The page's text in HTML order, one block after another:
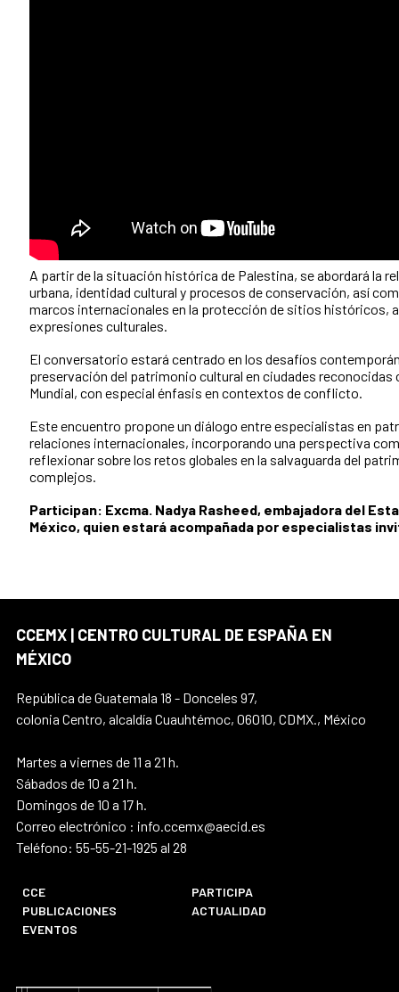
A partir de la situación histórica de Palestina, se abordará la
urbana, identidad cultural y procesos de conservación, así
marcos internacionales en la protección de sitios históricos,
expresiones culturales.
El conversatorio estará centrado en los desafíos
preservación del patrimonio cultural en ciudades
Mundial, con especial énfasis en contextos de conflicto.
Este encuentro propone un diálogo entre especialistas en
relaciones internacionales, incorporando una perspectiva
reflexionar sobre los retos globales en la salvaguarda del
complejos.
Participan: Excma. Nadya Rasheed, embajadora del
México, quien estará acompañada por especialistas
CCEMX | CENTRO CULTURAL DE ESPAÑA EN
MÉXICO
República de Guatemala 18 - Donceles 97,
colonia Centro, alcaldía Cuauhtémoc, 06010, CDMX., México
Martes a viernes de 11 a 21 h.
Sábados de 10 a 21 h.
Domingos de 10 a 17 h.
Correo electrónico : info.ccemx@aecid.es
Teléfono: 55-55-21-1925 al 28
CCE
PARTICIPA
PUBLICACIONES
ACTUALIDAD
EVENTOS